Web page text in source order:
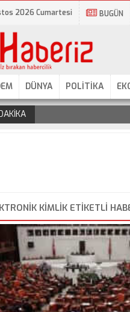
2026 Cumartesi BUGÜN
DÜNYA POLİTİKA
KIMLIK ETIKETLI